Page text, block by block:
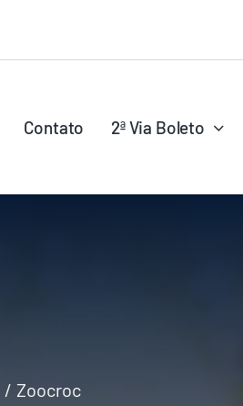
Contato 2ª Via Boleto
Zoocroc